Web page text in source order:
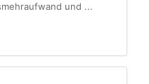
und ...